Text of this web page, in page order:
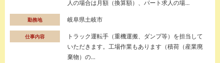
人の場合は月額（換算額）、パート求人の場...
勤務地 岐阜県土岐市
仕事内容
トラック運転手（重機運搬、ダンプ等）を担当して
いただきます。工場作業もあります（積荷（産業廃
棄物）の...